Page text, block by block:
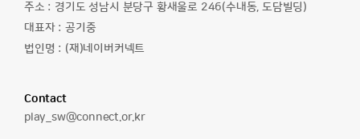
주소 : 경기도 성남시 분당구 황새울로 246(수내동, 도담빌딩)
대표자 : 공기중
법인명 : (재)네이버커넥트
Contact
이
play_sw@connect.or.kr